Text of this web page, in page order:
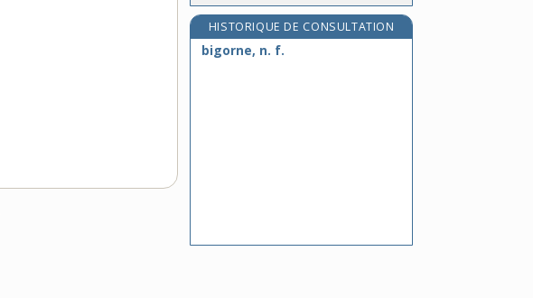
HISTORIQUE DE CONSULTATION
bigorne, n. f.